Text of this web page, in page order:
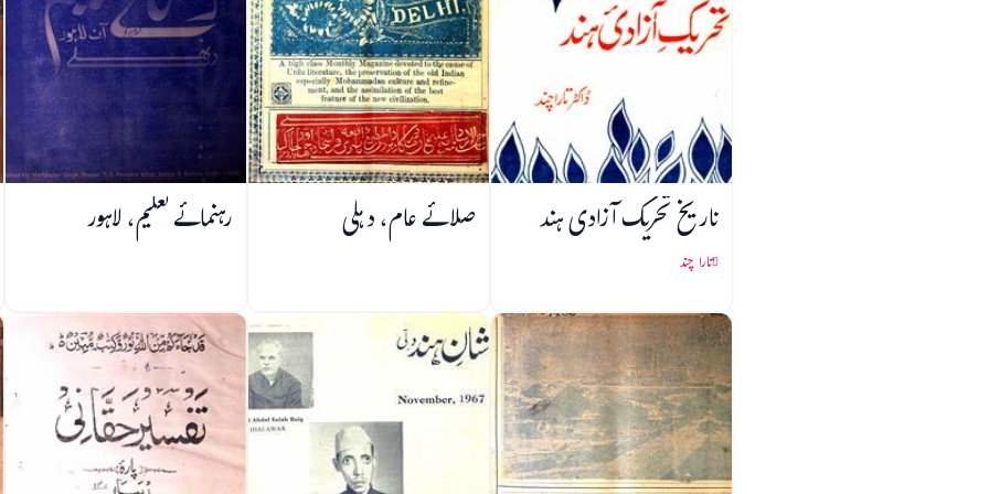
تاریخ تحریک آزادی ہند
تارا چند
صلائے عام، دہلی رہنمائے تعلیم، لاہور